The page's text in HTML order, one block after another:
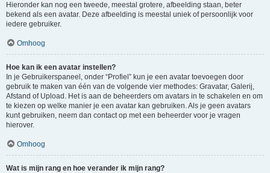
Hieronder kan nog een tweede, meestal grotere, afbeelding staan, beter
bekend als een avatar. Deze afbeelding is meestal uniek of persoonlijk voor
iedere gebruiker.
Omhoog
Hoe kan ik een avatar instellen?
In je Gebruikerspaneel, onder “Profiel” kun je een avatar toevoegen door
gebruik te maken van één van de volgende vier methodes: Gravatar, Galerij,
Afstand of Upload. Het is aan de beheerders om avatars in te schakelen en om
te kiezen op welke manier je een avatar kan gebruiken. Als je geen avatars
kunt gebruiken, neem dan contact op met een beheerder voor je vragen
hierover.
Omhoog
Wat is mijn rang en hoe verander ik mijn rang?